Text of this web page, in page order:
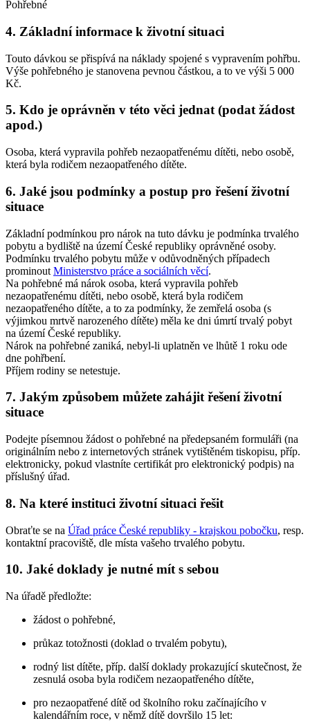
Pohřebné
4. Základní informace k životní situaci
Touto dávkou se přispívá na náklady spojené s vypravením pohřbu.
Výše pohřebného je stanovena pevnou částkou, a to ve výši 5 000
Kč.
5. Kdo je oprávněn v této věci jednat (podat žádost
apod.)
Osoba, která vypravila pohřeb nezaopatřenému dítěti, nebo osobě,
která byla rodičem nezaopatřeného dítěte.
6. Jaké jsou podmínky a postup pro řešení životní
situace
Základní podmínkou pro nárok na tuto dávku je podmínka trvalého
pobytu a bydliště na území České republiky oprávněné osoby.
Podmínku trvalého pobytu může v odůvodněných případech
prominout Ministerstvo práce a sociálních věcí.
Na pohřebné má nárok osoba, která vypravila pohřeb
nezaopatřenému dítěti, nebo osobě, která byla rodičem
nezaopatřeného dítěte, a to za podmínky, že zemřelá osoba (s
výjimkou mrtvě narozeného dítěte) měla ke dni úmrtí trvalý pobyt
na území České republiky.
Nárok na pohřebné zaniká, nebyl-li uplatněn ve lhůtě 1 roku ode
dne pohřbení.
Příjem rodiny se netestuje.
7. Jakým způsobem můžete zahájit řešení životní
situace
Podejte písemnou žádost o pohřebné na předepsaném formuláři (na
originálním nebo z internetových stránek vytištěném tiskopisu, příp.
elektronicky, pokud vlastníte certifikát pro elektronický podpis) na
příslušný úřad.
8. Na které instituci životní situaci řešit
Obraťte se na Úřad práce České republiky - krajskou pobočku, resp.
kontaktní pracoviště, dle místa vašeho trvalého pobytu.
10. Jaké doklady je nutné mít s sebou
Na úřadě předložte:
žádost o pohřebné,
průkaz totožnosti (doklad o trvalém pobytu),
rodný list dítěte, příp. další doklady prokazující skutečnost, že
zesnulá osoba byla rodičem nezaopatřeného dítěte,
pro nezaopatřené dítě od školního roku začínajícího v
kalendářním roce, v němž dítě dovršilo 15 let: